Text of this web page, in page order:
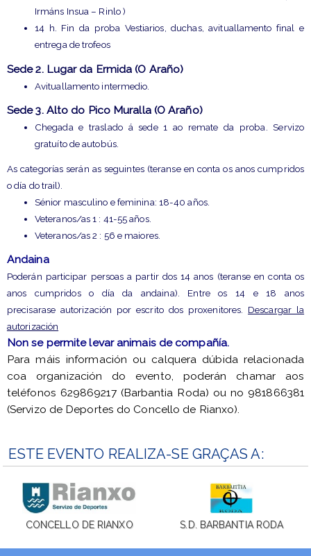
Irmáns Insua – Rinlo )
14 h. Fin da proba Vestiarios, duchas, avituallamento final e
entrega de trofeos
Sede 2. Lugar da Ermida (O Araño)
Avituallamento intermedio.
Sede 3. Alto do Pico Muralla (O Araño)
Chegada e traslado á sede 1 ao remate da proba. Servizo
gratuíto de autobús.
As categorías serán as seguintes (teranse en conta os anos cumpridos
o día do trail).
Sénior masculino e feminina: 18-40 años.
Veteranos/as 1 : 41-55 años.
Veteranos/as 2 : 56 e maiores.
Andaina
Poderán participar persoas a partir dos 14 anos (teranse en conta os
anos cumpridos o día da andaina). Entre os 14 e 18 anos
precisarase autorización por escrito dos proxenitores. Descargar la
autorización
Non se permite levar animais de compañía.
Para máis información ou calquera dúbida relacionada
coa organización do evento, poderán chamar aos
teléfonos 629869217 (Barbantia Roda) ou no 981866381
(Servizo de Deportes do Concello de Rianxo).
ESTE EVENTO REALIZA-SE GRAÇAS A:
CONCELLO DE RIANXO S.D. BARBANTIA RODA